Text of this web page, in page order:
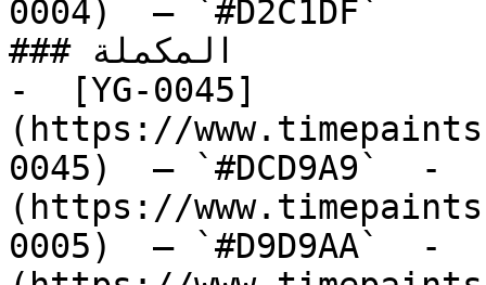
0004)  — `#D2C1DF`
### المكملة
-  [YG-0045]
(https://
0045)  — `#DCD9A9`  -
(https://
0005)  — `#D9D9AA`  -